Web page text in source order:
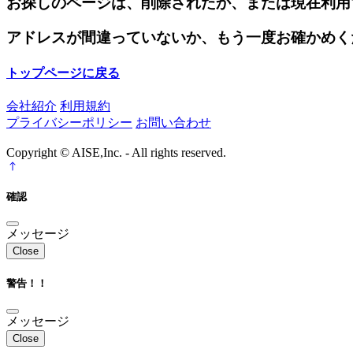
アドレスが間違っていないか、もう一度お確かめ
トップページに戻る
会社紹介 利用規約
プライバシーポリシー お問い合わせ
Copyright © AISE,Inc. - All rights reserved.
確認
メッセージ
Close
警告！！
メッセージ
Close